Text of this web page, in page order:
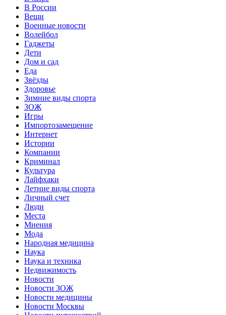
В России
Вещи
Военные новости
Волейбол
Гаджеты
Дети
Дом и сад
Еда
Звёзды
Здоровье
Зимние виды спорта
ЗОЖ
Игры
Импортозамещение
Интернет
Истории
Компании
Криминал
Культура
Лайфхаки
Летние виды спорта
Личный счет
Люди
Места
Мнения
Мода
Народная медицина
Наука
Наука и техника
Недвижимость
Новости
Новости ЗОЖ
Новости медицины
Новости Москвы